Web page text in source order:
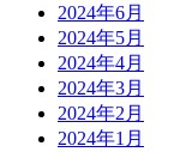
2024年6月
2024年5月
2024年4月
2024年3月
2024年2月
2024年1月